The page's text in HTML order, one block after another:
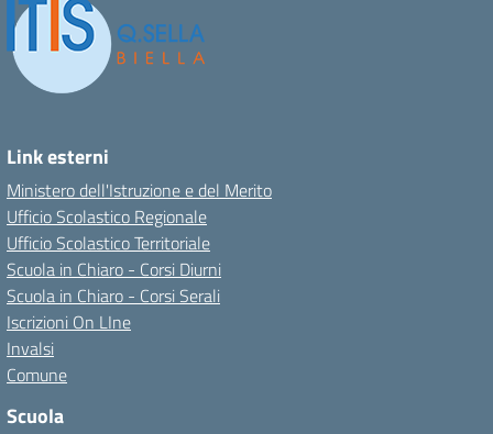
Link esterni
Ministero dell'Istruzione e del Merito
Ufficio Scolastico Regionale
Ufficio Scolastico Territoriale
Scuola in Chiaro - Corsi Diurni
Scuola in Chiaro - Corsi Serali
Iscrizioni On LIne
Invalsi
Comune
Scuola